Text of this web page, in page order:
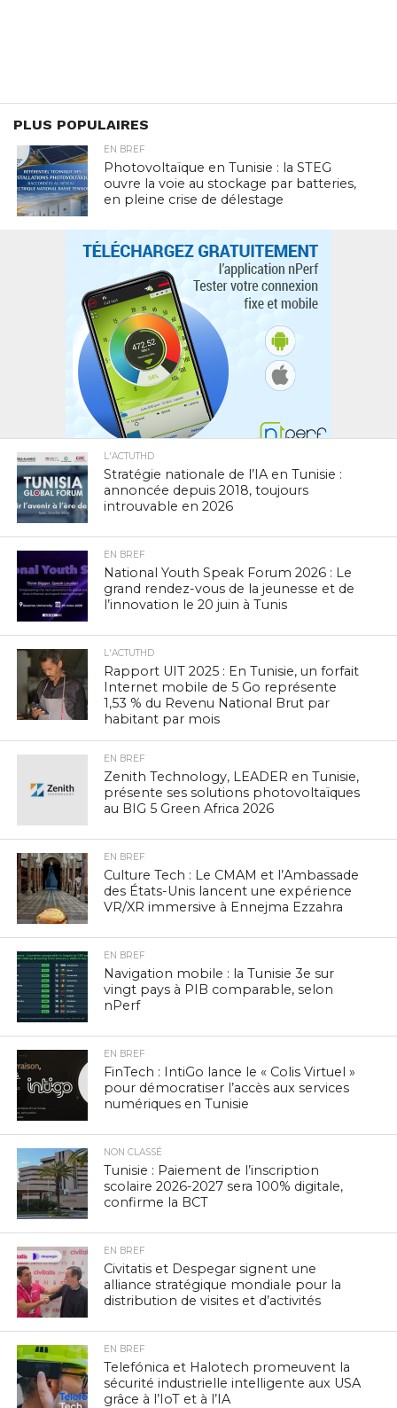
PLUS POPULAIRES
EN BREF
Photovoltaïque en Tunisie : la STEG
ouvre la voie au stockage par batteries,
en pleine crise de délestage
L'ACTUTHD
Stratégie nationale de l’IA en Tunisie :
annoncée depuis 2018, toujours
introuvable en 2026
EN BREF
National Youth Speak Forum 2026 : Le
grand rendez-vous de la jeunesse et de
l’innovation le 20 juin à Tunis
L'ACTUTHD
Rapport UIT 2025 : En Tunisie, un forfait
Internet mobile de 5 Go représente
1,53 % du Revenu National Brut par
habitant par mois
EN BREF
Zenith Technology, LEADER en Tunisie,
présente ses solutions photovoltaïques
au BIG 5 Green Africa 2026
EN BREF
Culture Tech : Le CMAM et l’Ambassade
des États-Unis lancent une expérience
VR/XR immersive à Ennejma Ezzahra
EN BREF
Navigation mobile : la Tunisie 3e sur
vingt pays à PIB comparable, selon
nPerf
EN BREF
FinTech : IntiGo lance le « Colis Virtuel »
pour démocratiser l’accès aux services
numériques en Tunisie
NON CLASSÉ
Tunisie : Paiement de l’inscription
scolaire 2026-2027 sera 100% digitale,
confirme la BCT
EN BREF
Civitatis et Despegar signent une
alliance stratégique mondiale pour la
distribution de visites et d’activités
EN BREF
Telefónica et Halotech promeuvent la
sécurité industrielle intelligente aux USA
grâce à l’IoT et à l’IA